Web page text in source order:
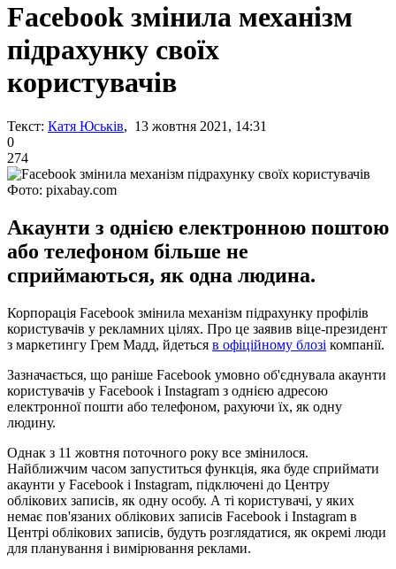
Facebook змінила механізм
підрахунку своїх
користувачів
Текст: Катя Юськів, 13 жовтня 2021, 14:31
0
274
Фото: pixabay.com
Акаунти з однією електронною поштою
або телефоном більше не
сприймаються, як одна людина.
Корпорація Facebook змінила механізм підрахунку профілів
користувачів у рекламних цілях. Про це заявив віце-президент
з маркетингу Грем Мадд, йдеться в офіційному блозі компанії.
Зазначається, що раніше Facebook умовно об'єднувала акаунти
користувачів у Facebook і Instagram з однією адресою
електронної пошти або телефоном, рахуючи їх, як одну
людину.
Однак з 11 жовтня поточного року все змінилося.
Найближчим часом запуститься функція, яка буде сприймати
акаунти у Facebook і Instagram, підключені до Центру
облікових записів, як одну особу. А ті користувачі, у яких
немає пов'язаних облікових записів Facebook і Instagram в
Центрі облікових записів, будуть розглядатися, як окремі люди
для планування і вимірювання реклами.